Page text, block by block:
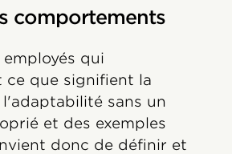
comportements
qui
ce que signifient la
sans un
et des exemples
donc de définir et